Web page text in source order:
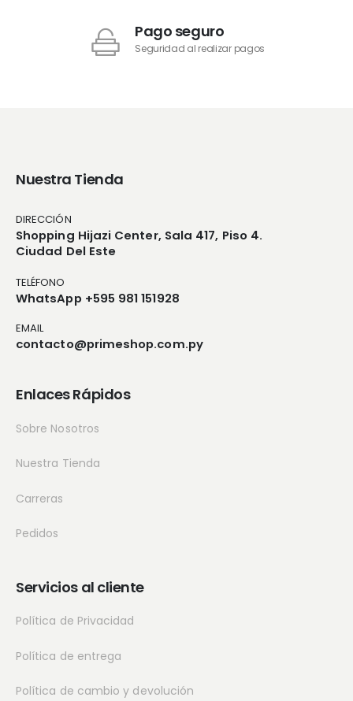
Pago seguro
Seguridad al realizar pagos
Nuestra Tienda
DIRECCIÓN
Shopping Hijazi Center, Sala 417, Piso 4.
Ciudad Del Este
TELÉFONO
WhatsApp +595 981 151928
EMAIL
contacto@primeshop.com.py
Enlaces Rápidos
Sobre Nosotros
Nuestra Tienda
Carreras
Pedidos
Servicios al cliente
Política de Privacidad
Política de entrega
Política de cambio y devolución